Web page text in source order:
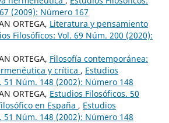
(2009): Número 167
ORTEGA, Literatura y pensamiento
Filosóficos: Vol. 69 Núm. 200 (2020):
ORTEGA, Filosofía contemporánea:
y crítica , Estudios
51 Núm. 148 (2002): Número 148
ORTEGA, Estudios Filosóficos. 50
en España , Estudios
51 Núm. 148 (2002): Número 148